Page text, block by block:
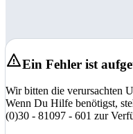
Ein Fehler ist
Wir bitten die verursachten
Wenn Du Hilfe benötigst,
(0)30 - 81097 - 601 zur